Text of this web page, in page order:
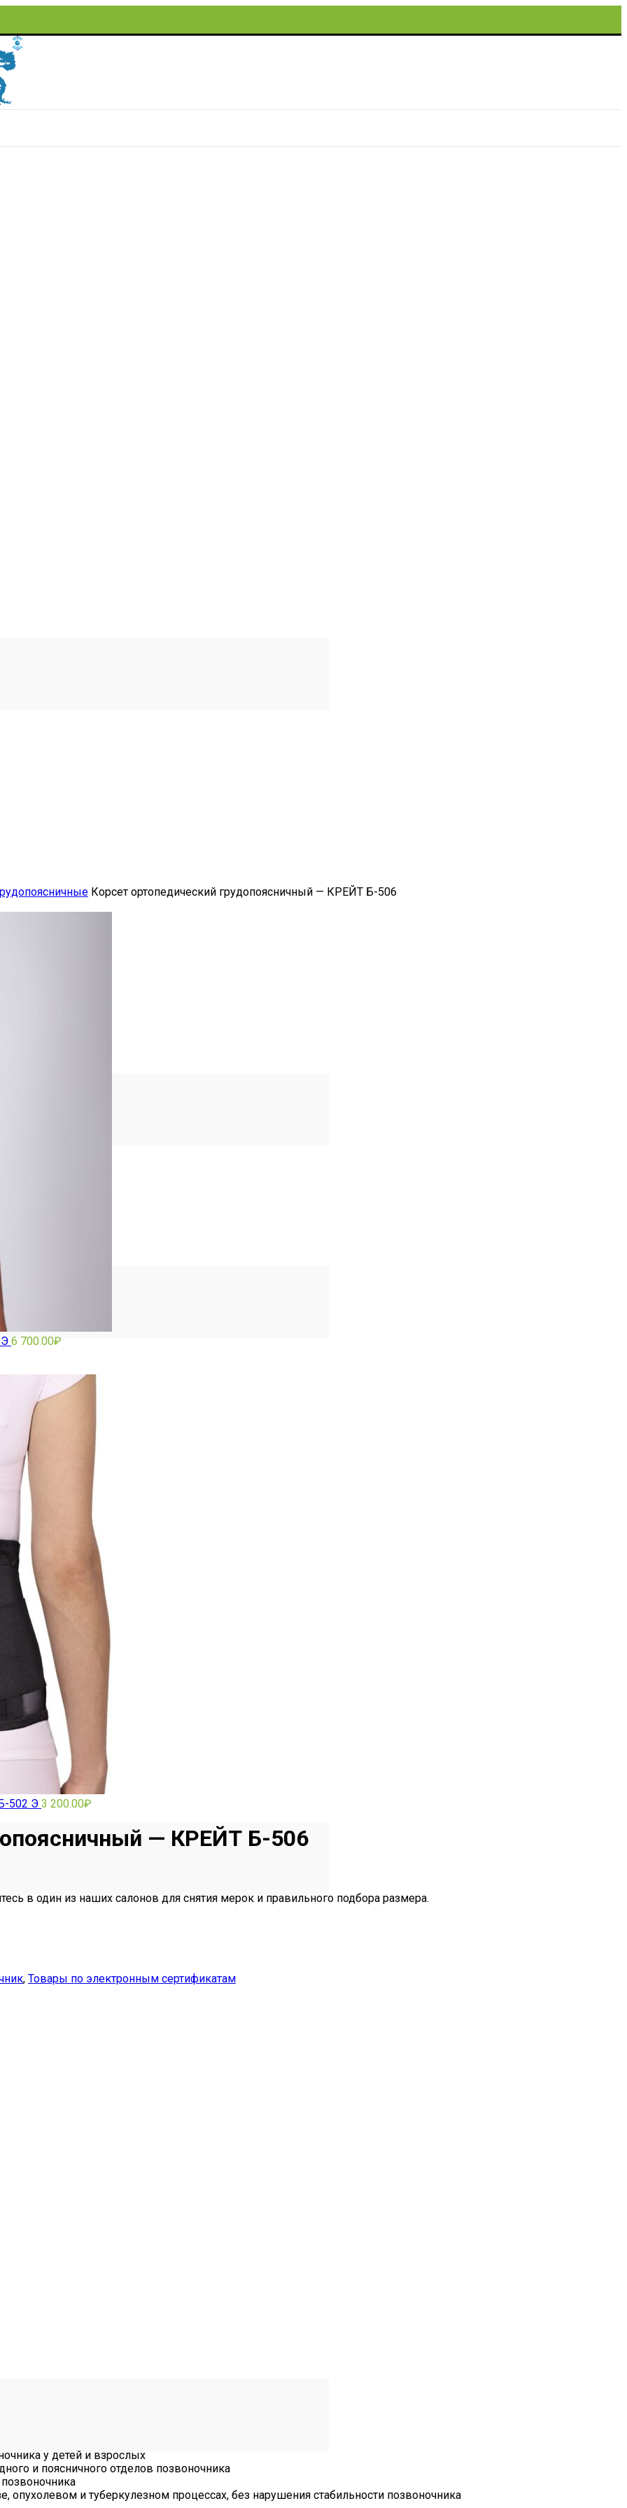
Корсет ортопедический грудопоясничный — КРЕЙТ Б-506
6 700.00₽
502 Э 3 200.00₽
— КРЕЙТ Б-506
в один из наших салонов для снятия мерок и правильного подбора размера.
, Товары по электронным сертификатам
у детей и взрослых
и поясничного отделов позвоночника
позвоночника
опухолевом и туберкулезном процессах, без нарушения стабильности позвоночника